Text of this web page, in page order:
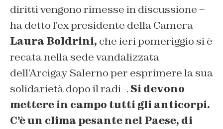
diritti vengono rimesse in discussione –
ha detto l’ex presidente della Camera
Laura Boldrini, che ieri pomeriggio si è
recata nella sede vandalizzata
dell’Arcigay Salerno per esprimere la sua
solidarietà dopo il radi -. Si devono
mettere in campo tutti gli anticorpi.
C’è un clima pesante nel Paese, di